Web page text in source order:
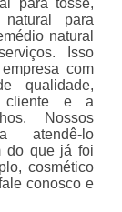
para tosse,
natural para
natural
Isso
com
qualidade,
cliente e a
Nossos
atendê-lo
do que já foi
cosmético
conosco e